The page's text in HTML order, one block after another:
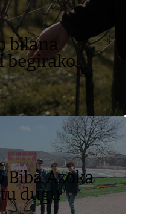
bilana
begirako
Biba Azoka
dugu